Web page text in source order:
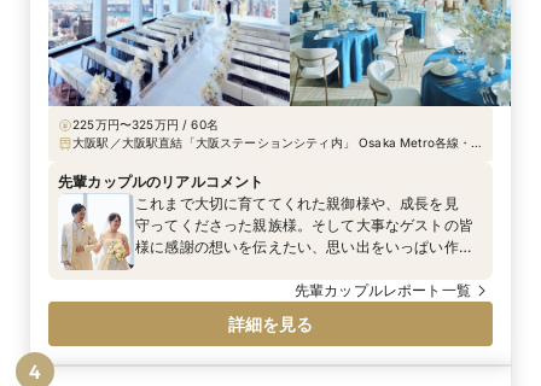
は雨や水のイメージで統一しました。特に印象的
だったのは、カラードレスに合わせた傘のブーケで
す。装花担当の方と何度も打合せをして、作ってい
ただきました。
225万円〜325万円 / 60名
大阪駅／大阪駅直結「大阪ステーションシティ内」 Osaka Metro各線・
2分
先輩カップルのリアルコメント
これまで大切に育ててくれた親御様や、成長を見
守ってくださった親族様。そして大事なゲストの皆
様に感謝の想いを伝えたい、思い出をいっぱい作り
ことができることを重視され、そのひとつひとつの
意味も大切にご準備されました♡大好きな人たちと
の特別な時間がいつまでも思い出として残りますよ
先輩カップルレポート一覧
詳細を見る
4